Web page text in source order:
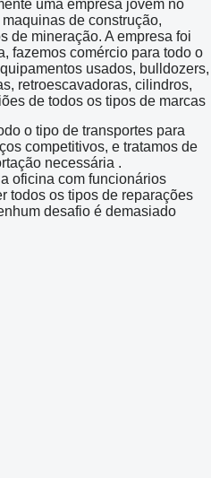
uma empresa jovem no
de construção,
de mineração. A empresa foi
fazemos comércio para todo o
usados, bulldozers,
retroescavadoras, cilindros,
de todos os tipos de marcas
o tipo de transportes para
competitivos, e tratamos de
necessária .
oficina com funcionários
todos os tipos de reparações
desafio é demasiado